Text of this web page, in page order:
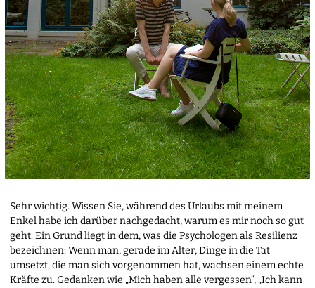
Sehr wichtig. Wissen Sie, während des Urlaubs mit meinem
Enkel habe ich darüber nachgedacht, warum es mir noch so gut
geht. Ein Grund liegt in dem, was die Psychologen als Resilienz
bezeichnen: Wenn man, gerade im Alter, Dinge in die Tat
umsetzt, die man sich vorgenommen hat, wachsen einem echte
Kräfte zu. Gedanken wie „Mich haben alle vergessen“, „Ich kann